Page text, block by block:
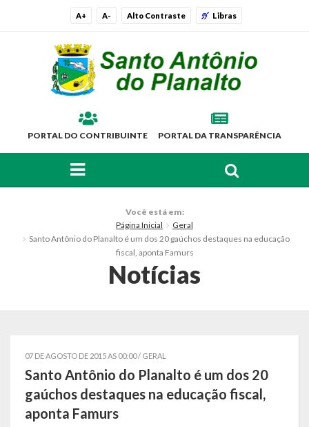
A+ A- Alto Contraste Libras
PORTAL DO CONTRIBUINTE PORTAL DA TRANSPARÊNCIA
Histórico
Administração
Administrações Anteriores
Secretarias
Você está em:
Página Inicial
Geral
Santo Antônio do Planalto é um dos 20 gaúchos destaques na educação
fiscal, aponta Famurs
Notícias
07 DE AGOSTO DE 2015 AS 00:00 / GERAL
Santo Antônio do Planalto é um dos 20
gaúchos destaques na educação fiscal,
aponta Famurs